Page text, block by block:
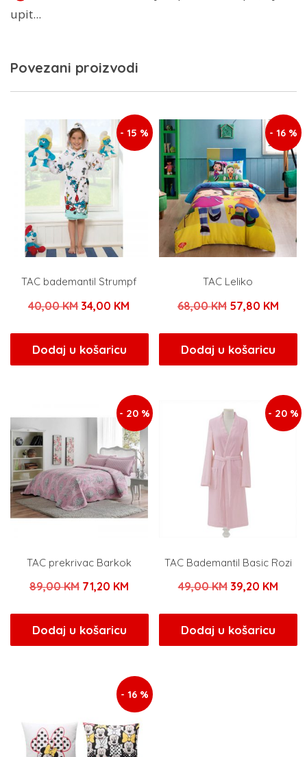
upit...
Povezani proizvodi
- 15 %
TAC bademantil Strumpf
40,00KM Izvorna
bila
je:
34,00 KM Trenutna
34,00 KM.
Dodaj u košaricu
- 16 %
TAC Leliko
68,00KM Izvorna
bila
je:
57,80 KM
Dodaj u košaricu
- 20 %
TAC prekrivac Barkok
89,00KM Izvorna
bila
je:
71,20 KMTrenutna
71,20 KM.
Dodaj u košaricu
- 20 %
TAC Bademantil Basic Rozi
49,00KM Izvorna
bila
je:
39,20 KM
Dodaj u košaricu
- 16 %